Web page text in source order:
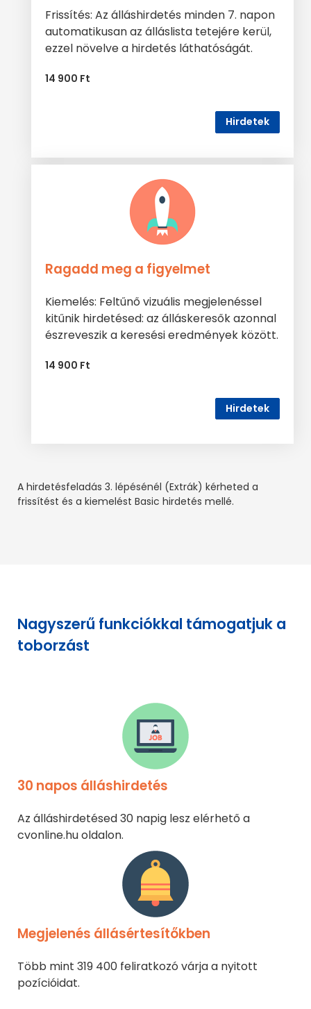
Frissítés: Az álláshirdetés minden 7. napon
automatikusan az álláslista tetejére kerül,
ezzel növelve a hirdetés láthatóságát.
14 900 Ft
Hirdetek
Ragadd meg a figyelmet
Kiemelés: Feltűnő vizuális megjelenéssel
kitűnik hirdetésed: az álláskeresők azonnal
észreveszik a keresési eredmények között.
14 900 Ft
Hirdetek
A hirdetésfeladás 3. lépésénél (Extrák) kérheted a
frissítést és a kiemelést Basic hirdetés mellé.
Nagyszerű funkciókkal támogatjuk a
toborzást
30 napos álláshirdetés
Az álláshirdetésed 30 napig lesz elérhető a
cvonline.hu oldalon.
Megjelenés állásértesítőkben
Több mint 319 400 feliratkozó várja a nyitott
pozícióidat.